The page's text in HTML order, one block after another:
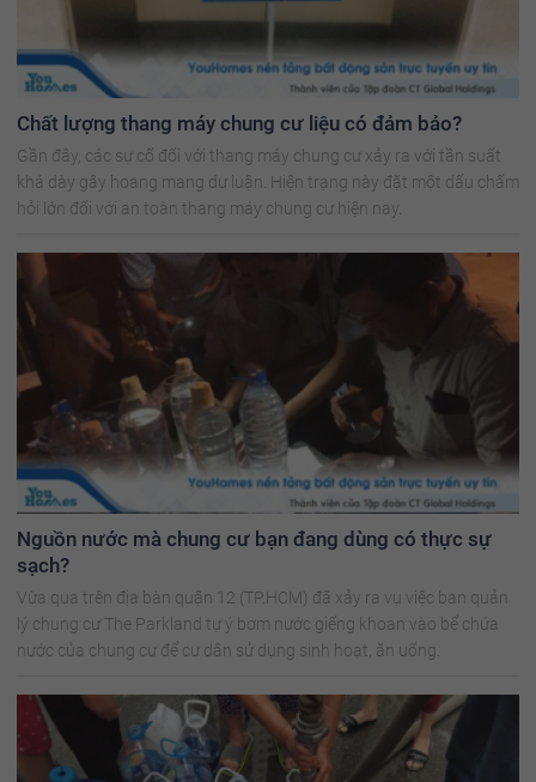
Chất lượng thang máy chung cư liệu có đảm bảo?
Gần đây, các sự cố đối với thang máy chung cư xảy ra với tần suất
khá dày gây hoang mang dư luận. Hiện trạng này đặt một dấu chấm
hỏi lớn đối với an toàn thang máy chung cư hiện nay.
Nguồn nước mà chung cư bạn đang dùng có thực sự
sạch?
Vừa qua trên địa bàn quận 12 (TP.HCM) đã xảy ra vụ việc ban quản
lý chung cư The Parkland tự ý bơm nước giếng khoan vào bể chứa
nước của chung cư để cư dân sử dụng sinh hoạt, ăn uống.